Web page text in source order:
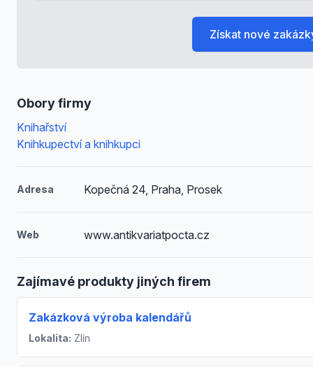
Obory firmy
Knihařství
Knihkupectví a knihkupci
Adresa Kopečná 24, Praha, Prosek
Web www.antikvariatpocta.cz
Zajímavé produkty jiných firem
Zakázková výroba kalendářů
Lokalita: Zlín
Získat nové